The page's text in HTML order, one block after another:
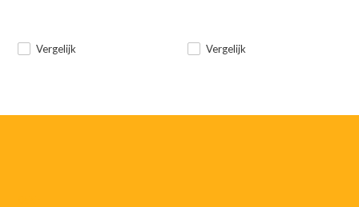
Vergelijk Vergelijk